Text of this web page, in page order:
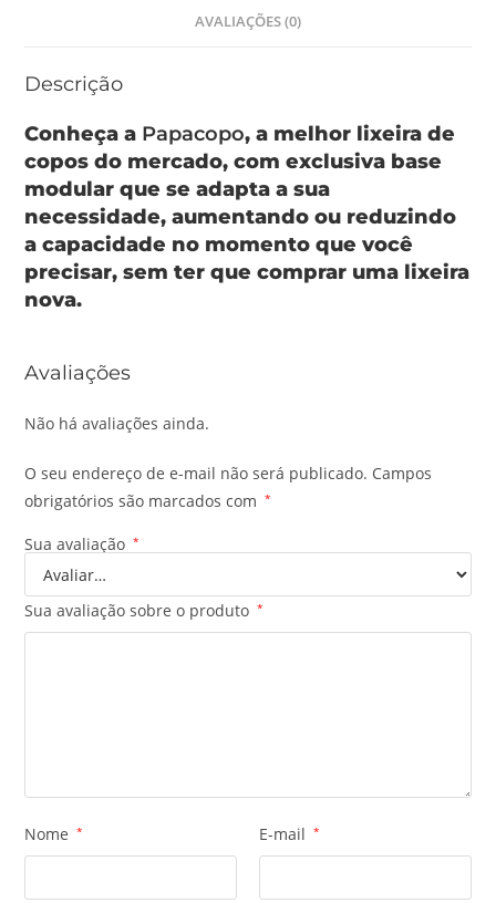
AVALIAÇÕES (0)
Descrição
Conheça a Papacopo, a melhor lixeira de
copos do mercado, com exclusiva base
modular que se adapta a sua
necessidade, aumentando ou reduzindo
a capacidade no momento que você
precisar, sem ter que comprar uma lixeira
nova.
Avaliações
Não há avaliações ainda.
O seu endereço de e-mail não será publicado. Campos
obrigatórios são marcados com
*
Sua avaliação *
Sua avaliação sobre o produto *
Nome * E-mail *